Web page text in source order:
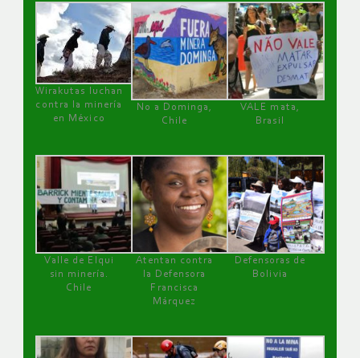
Wirakutas luchan
contra la minería
en México
No a Dominga,
Chile
VALE mata,
Brasil
Valle de Elqui
sin minería.
Chile
Atentan contra
la Defensora
Francisca
Márquez
Defensoras de
Bolivia